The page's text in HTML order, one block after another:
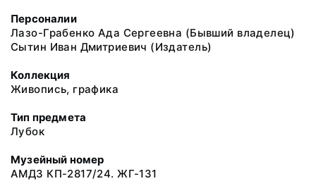
Персоналии
Лазо-Грабенко Ада Сергеевна (Бывший владелец)
Сытин Иван Дмитриевич (Издатель)
Коллекция
Живопись, графика
Тип предмета
Лубок
Музейный номер
АМДЗ КП-2817/24. ЖГ-131